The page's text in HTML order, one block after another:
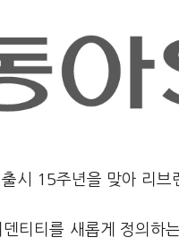
시 15주년을 맞아 리브
티티를 새롭게 정의